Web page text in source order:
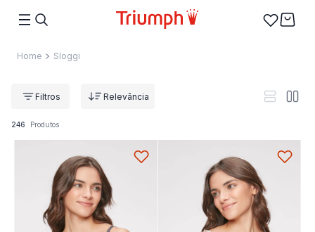
Sloggi
Relevância
246 Produtos